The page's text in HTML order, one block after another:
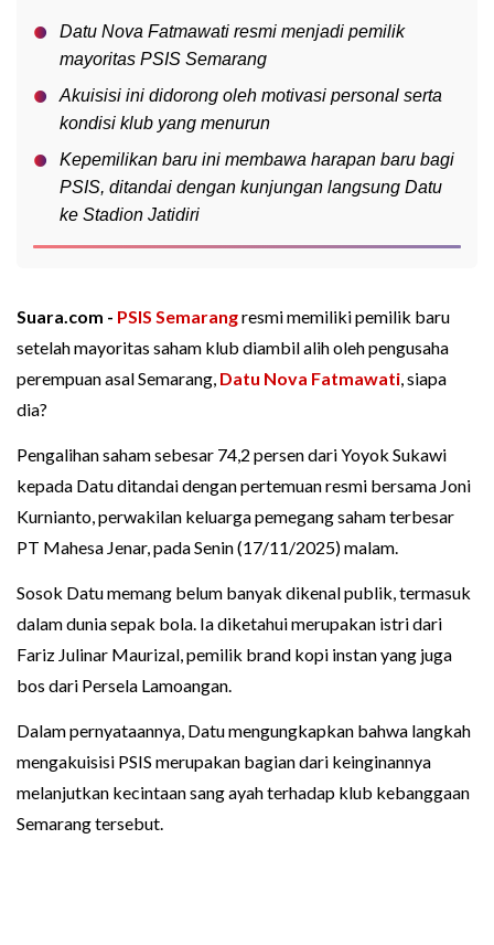
Datu Nova Fatmawati resmi menjadi pemilik
mayoritas PSIS Semarang
Akuisisi ini didorong oleh motivasi personal serta
kondisi klub yang menurun
Kepemilikan baru ini membawa harapan baru bagi
PSIS, ditandai dengan kunjungan langsung Datu
ke Stadion Jatidiri
Suara.com - PSIS Semarangresmi memiliki pemilik baru
setelah mayoritas saham klub diambil alih oleh pengusaha
perempuan asal Semarang, Datu Nova Fatmawati, siapa
dia?
Pengalihan saham sebesar 74,2 persen dari Yoyok Sukawi
kepada Datu ditandai dengan pertemuan resmi bersama Joni
Kurnianto, perwakilan keluarga pemegang saham terbesar
PT Mahesa Jenar, pada Senin (17/11/2025) malam.
Sosok Datu memang belum banyak dikenal publik, termasuk
dalam dunia sepak bola. Ia diketahui merupakan istri dari
Fariz Julinar Maurizal, pemilik brand kopi instan yang juga
bos dari Persela Lamoangan.
Dalam pernyataannya, Datu mengungkapkan bahwa langkah
mengakuisisi PSIS merupakan bagian dari keinginannya
melanjutkan kecintaan sang ayah terhadap klub kebanggaan
Semarang tersebut.